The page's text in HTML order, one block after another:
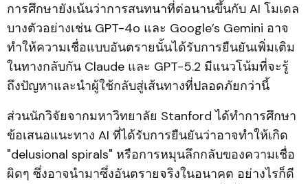
การศึกษายังเน้นว่าการสนทนาที่ต่อนานขึ้นกับ AI โมเดล
บางตัวอย่างเช่น GPT-4o และ Google’s Gemini อาจ
ทำให้ความเชื่อแบบอันตรายนั้นได้รับการยืนยันเพิ่มเติม
ในทางกลับกัน Claude และ GPT-5.2 มีแนวโน้มที่จะรู้
ถึงปัญหาและนำผู้ใช้กลับสู่เส้นทางที่ปลอดภัยกว่านี้
ส่วนนักวิจัยจากมหาวิทยาลัย Stanford ได้ทำการศึกษา
ข้อเสนอแนะทาง AI ที่ได้รับการยืนยันว่าอาจทำให้เกิด
"delusional spirals" หรือการหมุนลึกกลับของความเชื่อ
ผิดๆ ซึ่งอาจนำมาซึ่งอันตรายจริงในอนาคต อย่างไรก็ดี